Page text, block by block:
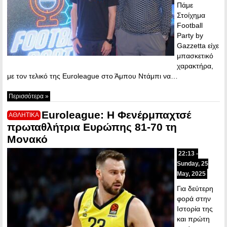
Πάμε
Στοίχημα
Football
Party by
Gazzetta είχε
μπασκετικό
χαρακτήρα,
με τον τελικό της Euroleague στο Άμπου Ντάμπι να…
Περισσότερα »
ΑΘΛΗΤΙΚΑ Euroleague: Η Φενέρμπαχτσέ
πρωταθλήτρια Ευρώπης 81-70 τη
Μονακό
22:13 -
Sunday, 25
May, 2025
Για δεύτερη
φορά στην
Ιστορία της
και πρώτη